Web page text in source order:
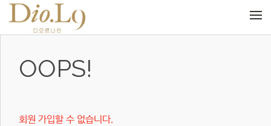
OOPS!
회원 가입할 수 없습니다.